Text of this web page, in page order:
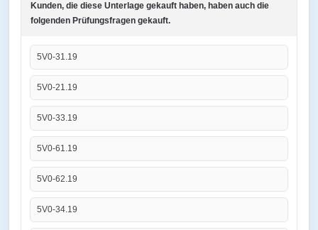
Kunden, die diese Unterlage gekauft haben, haben auch die
folgenden Prüfungsfragen gekauft.
5V0-31.19
5V0-21.19
5V0-33.19
5V0-61.19
5V0-62.19
5V0-34.19